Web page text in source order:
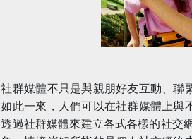
社群媒體不只是與親朋好友互動、聯
如此一來，人們可以在社群媒體上與
透過社群媒體來建立各式各樣的社交